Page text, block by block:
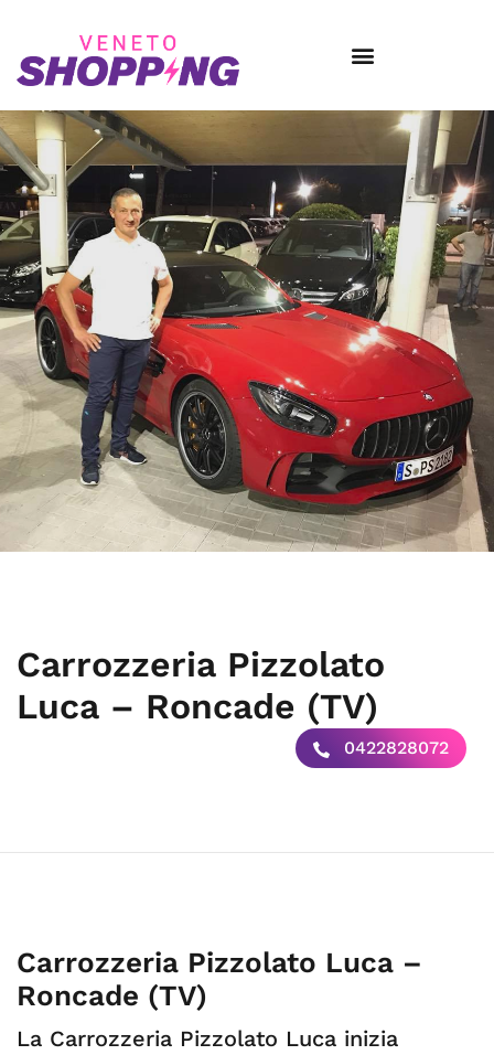
Carrozzeria Pizzolato
Luca – Roncade (TV)
0422828072
Carrozzeria Pizzolato Luca –
Roncade (TV)
La Carrozzeria Pizzolato Luca inizia